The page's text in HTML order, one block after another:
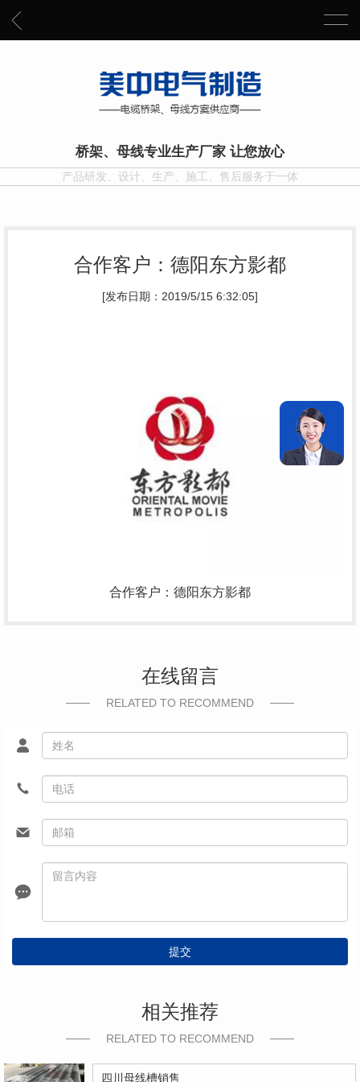
桥架、母线专业生产厂家 让您放心
产品研发、设计、生产、施工、售后服务于一体
合作客户：德阳东方影都
[发布日期：2019/5/15 6:32:05]
合作客户：德阳东方影都
在线留言
RELATED TO RECOMMEND
提交
相关推荐
RELATED TO RECOMMEND
四川母线槽销售